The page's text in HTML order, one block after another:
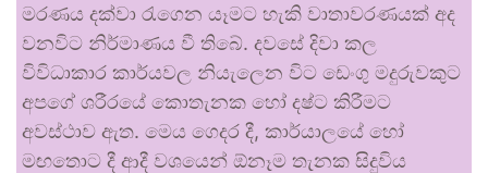
මරණය දක්වා රැගෙන යෑමට හැකි වාතාවරණයක් අද
වනවිට නිර්මාණය වී තිබේ. දවසේ දිවා කල
විවිධාකාර කාර්යවල නියැලෙන විට ඩෙංගු මදුරුවකුට
අපගේ ශරීරයේ කොතැනක හෝ දෂ්ට කිරීමට
අවස්ථාව ඇත. මෙය ගෙදර දී, කාර්යාලයේ හෝ
මඟතොට දී ආදී වශයෙන් ඕනෑම තැනක සිදුවිය